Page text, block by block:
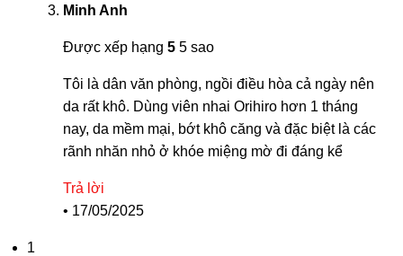
Minh Anh
Được xếp hạng 5 5 sao
Tôi là dân văn phòng, ngồi điều hòa cả ngày nên
da rất khô. Dùng viên nhai Orihiro hơn 1 tháng
nay, da mềm mại, bớt khô căng và đặc biệt là các
rãnh nhăn nhỏ ở khóe miệng mờ đi đáng kể
Trả lời
• 17/05/2025
1